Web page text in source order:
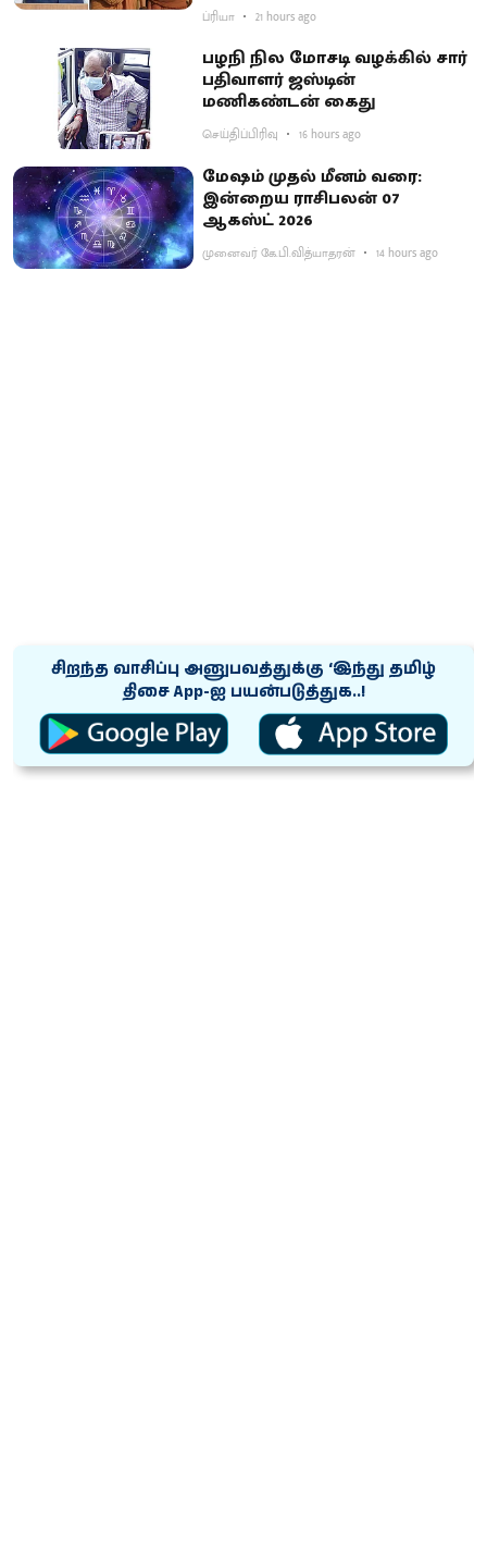
ப்ரியா 21 hours ago
பழநி நில மோசடி வழக்கில் சார்
பதிவாளர் ஜஸ்டின்
மணிகண்டன் கைது
செய்திப்பிரிவு 16 hours ago
மேஷம் முதல் மீனம் வரை:
இன்றைய ராசிபலன் 07
ஆகஸ்ட் 2026
முனைவர் கே.பி.வித்யாதரன் 14 hours ago
சிறந்த வாசிப்பு அனுபவத்துக்கு ‘இந்து தமிழ்
திசை App-ஐ பயன்படுத்துக..!